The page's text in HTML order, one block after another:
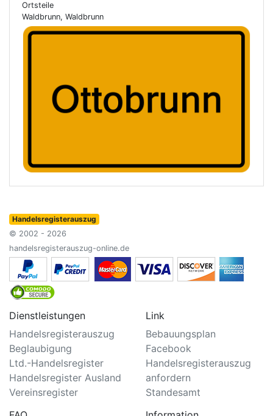
Ortsteile
Waldbrunn, Waldbrunn
Handelsregisterauszug
© 2002 - 2026
handelsregisterauszug-online.de
Dienstleistungen
Handelsregisterauszug
Beglaubigung
Ltd.-Handelsregister
Handelsregister Ausland
Vereinsregister
Link
Bebauungsplan
Facebook
Handelsregisterauszug
anfordern
Standesamt